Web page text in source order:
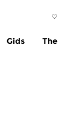
Gids